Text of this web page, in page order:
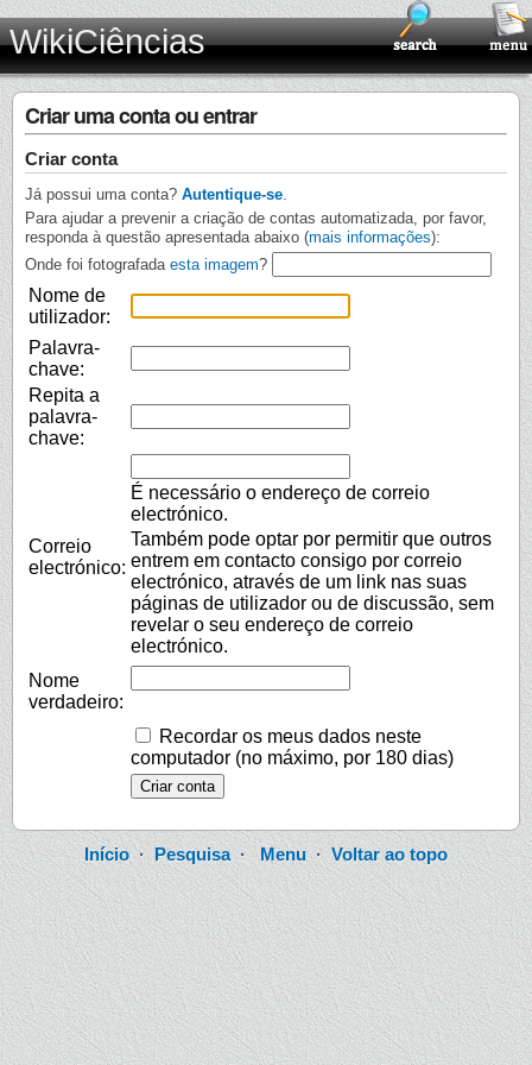
WikiCiências
Criar uma conta ou entrar
Criar conta
Já possui uma conta? Autentique-se
Para ajudar a prevenir a criação de contas automatizada, por favor,
responda à questão apresentada abaixo (mais informações):
Onde foi fotografada esta imagem?
Nome de
utilizador:
Palavra-
chave:
Repita a
palavra-
chave:
Correio
electrónico:
É necessário o endereço de correio
electrónico.
Também pode optar por permitir que outros
entrem em contacto consigo por correio
electrónico, através de um link nas suas
páginas de utilizador ou de discussão, sem
revelar o seu endereço de correio
electrónico.
Nome
verdadeiro:
Recordar os meus dados neste
computador (no máximo, por 180 dias)
Início·Pesquisa· Menu· Voltar ao topo